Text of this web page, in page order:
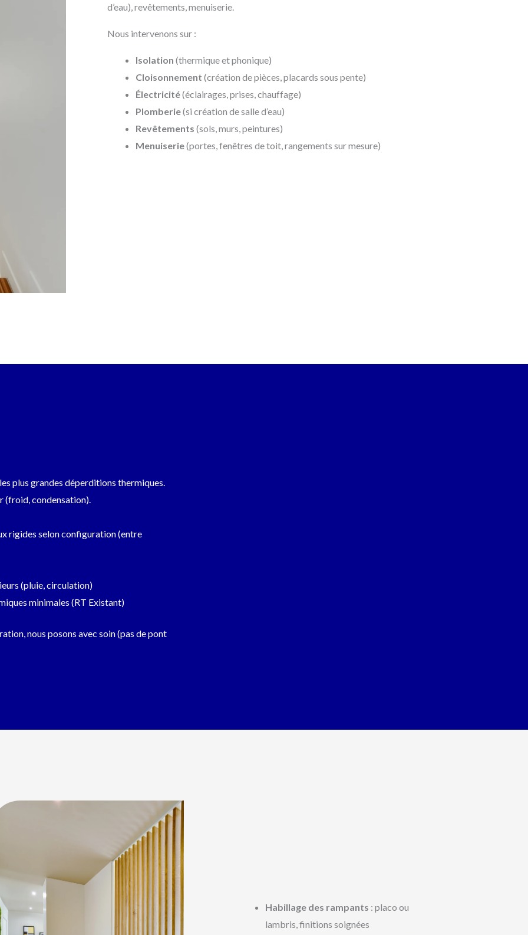
d’eau), revêtements, menuiserie.
Nous intervenons sur :
Isolation (thermique et phonique)
Cloisonnement (création de pièces, placards sous pente)
Électricité(éclairages, prises, chauffage)
Plomberie(si création de salle d’eau)
Revêtements (sols, murs, peintures)
Menuiserie(portes, fenêtres de toit, rangements sur mesure)
plus grandes déperditions thermiques.
(froid, condensation).
rigides selon configuration (entre
(pluie, circulation)
minimales (RT Existant)
nous posons avec soin (pas de pont
Habillage des rampants : placo ou
lambris, finitions soignées